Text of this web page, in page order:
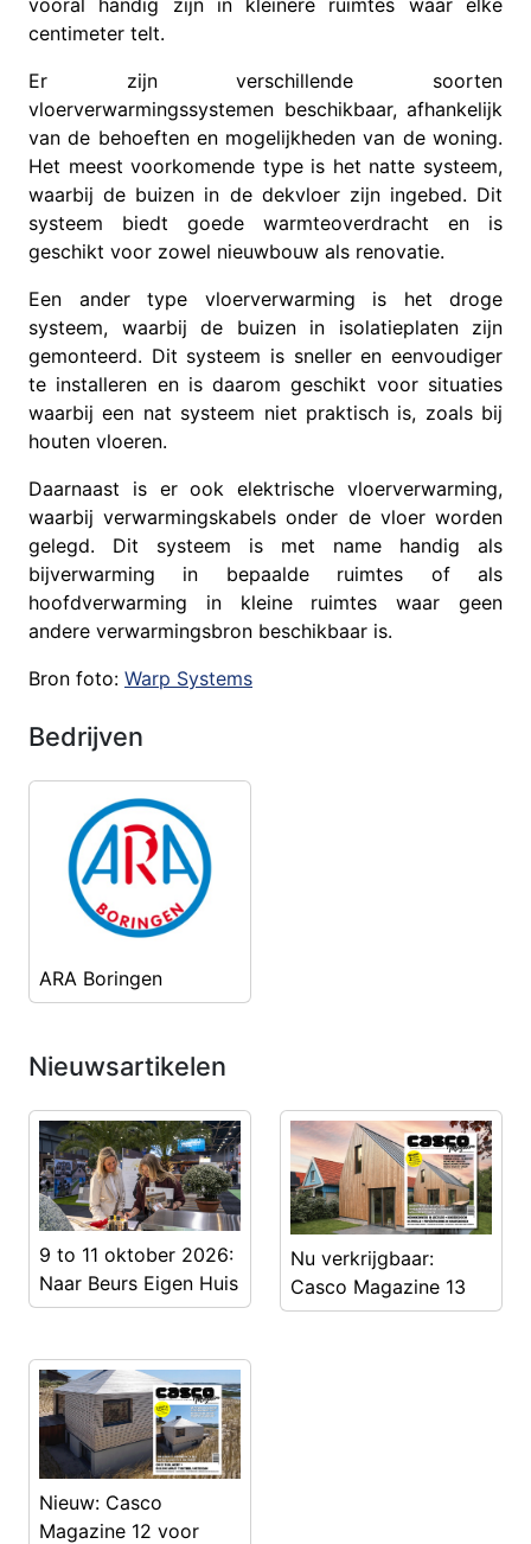
centimeter telt.
Er zijn verschillende soorten
vloerverwarmingssystemen beschikbaar, afhankelijk
van de behoeften en mogelijkheden van de woning.
Het meest voorkomende type is het natte systeem,
waarbij de buizen in de dekvloer zijn ingebed. Dit
systeem biedt goede warmteoverdracht en is
geschikt voor zowel nieuwbouw als renovatie.
Een ander type vloerverwarming is het droge
systeem, waarbij de buizen in isolatieplaten zijn
gemonteerd. Dit systeem is sneller en eenvoudiger
te installeren en is daarom geschikt voor situaties
waarbij een nat systeem niet praktisch is, zoals bij
houten vloeren.
Daarnaast is er ook elektrische vloerverwarming,
waarbij verwarmingskabels onder de vloer worden
gelegd. Dit systeem is met name handig als
bijverwarming in bepaalde ruimtes of als
hoofdverwarming in kleine ruimtes waar geen
andere verwarmingsbron beschikbaar is.
Bron foto: Warp Systems
Bedrijven
ARA Boringen
Nieuwsartikelen
9 to 11 oktober 2026:
Naar Beurs Eigen Huis
Nu verkrijgbaar:
Casco Magazine 13
Nieuw: Casco
Magazine 12 voor